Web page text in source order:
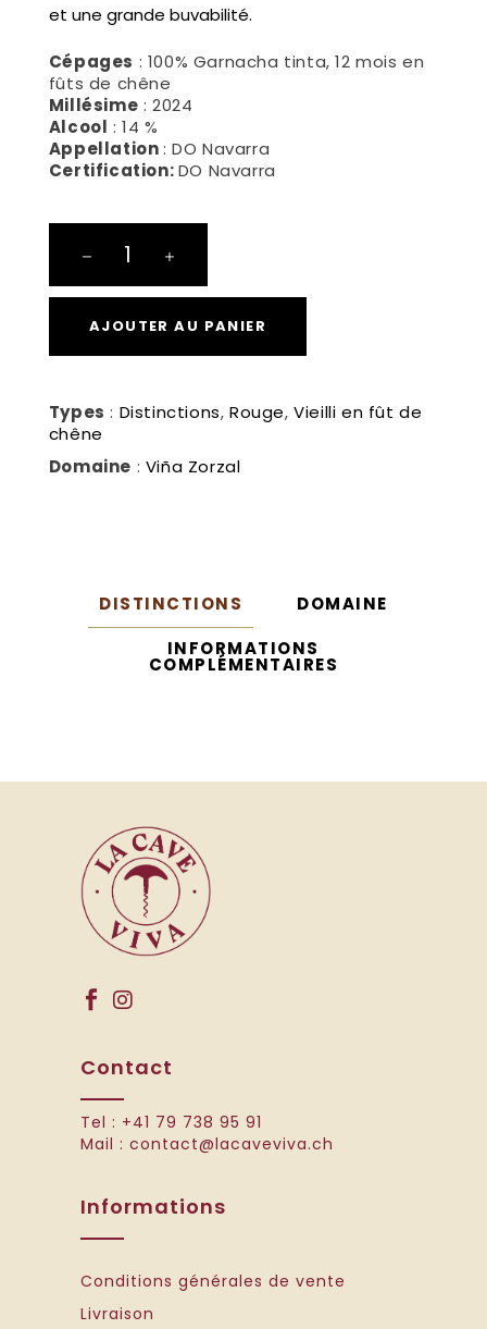
et une grande buvabilité.
Cépages : 100% Garnacha tinta, 12 mois en
fûts de chêne
Millésime : 2024
Alcool : 14 %
Appellation: DO Navarra
Certification:DO Navarra
quantité
AJOUTER AU PANIER
Types : Distinctions,Rouge,Vieilli en fût de
chêne
Domaine : Viña Zorzal
DISTINCTIONS
DOMAINE
INFORMATIONS
COMPLÉMENTAIRES
Contact
Tel : +41 79 738 95 91
Mail : contact@lacaveviva.ch
Informations
Conditions générales de vente
Livraison